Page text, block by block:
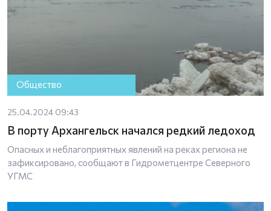
Общество
25.04.2024 09:43
В порту Архангельск начался редкий ледоход
Опасных и неблагоприятных явлений на реках региона не
зафиксировано, сообщают в Гидрометцентре Северного
УГМС